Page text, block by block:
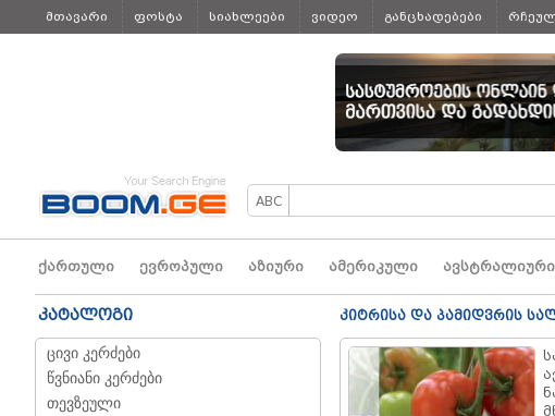
მთავარი ფოსტა სიახლეები ვიდეო განცხადებები
ქართული ევროპული აზიური ამერიკული ავსტრალიური
კატალოგი
ცივი კერძები
წვნიანი კერძები
თევზეული
კიტრისა და პამიდვრის